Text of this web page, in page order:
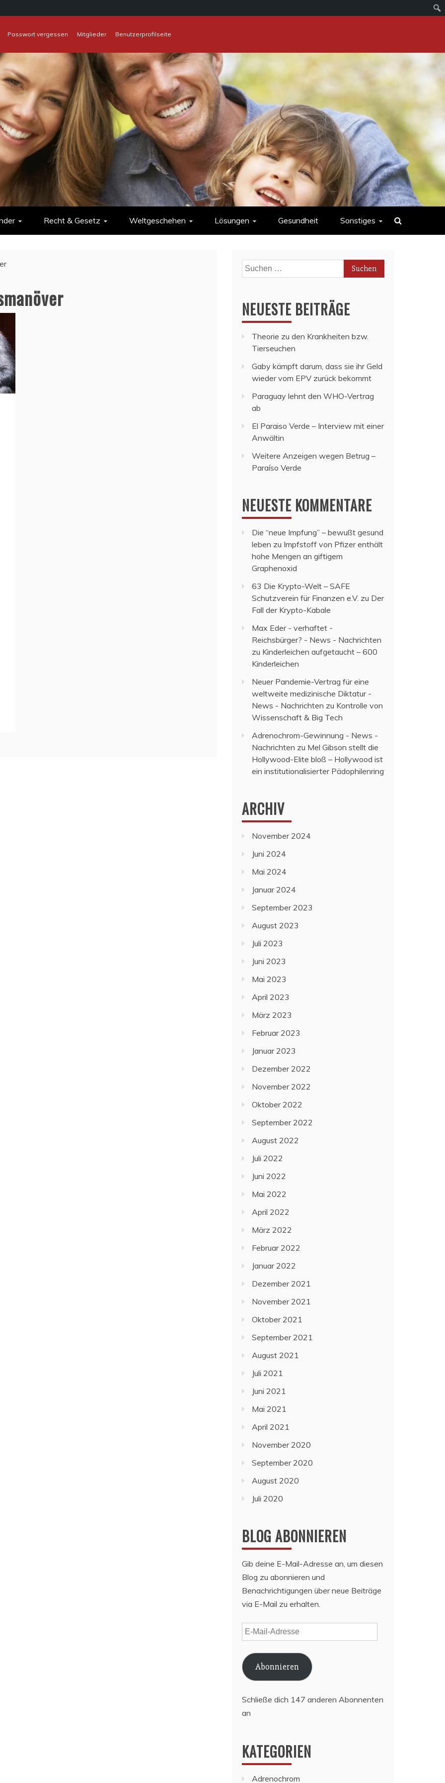
Passwort vergessen Mitglieder
Benutzerprofilseite
Recht & Gesetz Weltgeschehen Lösungen Gesundheit Sonstiges
Suchen
nach:
NEUESTE BEITRÄGE
Theorie zu den Krankheiten bzw.
Tierseuchen
Gaby kämpft darum, dass sie ihr Geld
wieder vom EPV zurück bekommt
Paraguay lehnt den WHO-Vertrag
ab
El Paraiso Verde – Interview mit einer
Anwältin
Weitere Anzeigen wegen Betrug –
Paraíso Verde
NEUESTE KOMMENTARE
Die “neue Impfung” – bewußt gesund
leben zu Impfstoff von Pfizer enthält
hohe Mengen an giftigem
Graphenoxid
63 Die Krypto-Welt – SAFE
Schutzverein für Finanzen e.V. zu Der
Fall der Krypto-Kabale
Max Eder - verhaftet -
Reichsbürger? - News - Nachrichten
zu Kinderleichen aufgetaucht – 600
Kinderleichen
Neuer Pandemie-Vertrag für eine
weltweite medizinische Diktatur -
News - Nachrichten zu Kontrolle von
Wissenschaft & Big Tech
Adrenochrom-Gewinnung - News -
Nachrichten zu Mel Gibson stellt die
Hollywood-Elite bloß – Hollywood ist
ein institutionalisierter Pädophilenring
ARCHIV
November 2024
Juni 2024
Mai 2024
Januar 2024
September 2023
August 2023
Juli 2023
Juni 2023
Mai 2023
April 2023
März 2023
Februar 2023
Januar 2023
Dezember 2022
November 2022
Oktober 2022
September 2022
August 2022
Juli 2022
Juni 2022
Mai 2022
April 2022
März 2022
Februar 2022
Januar 2022
Dezember 2021
November 2021
Oktober 2021
September 2021
August 2021
Juli 2021
Juni 2021
Mai 2021
April 2021
November 2020
September 2020
August 2020
Juli 2020
BLOG ABONNIEREN
Gib deine E-Mail-Adresse an, um diesen
Blog zu abonnieren und
Benachrichtigungen über neue Beiträge
via E-Mail zu erhalten.
E-
Mail-
Adresse
Abonnieren
Schließe dich 147 anderen Abonnenten
an
KATEGORIEN
Adrenochrom